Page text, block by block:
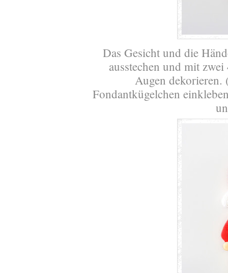
Das Gesicht und die
ausstechen und mit
Augen dekorieren.
Fondantkügelchen